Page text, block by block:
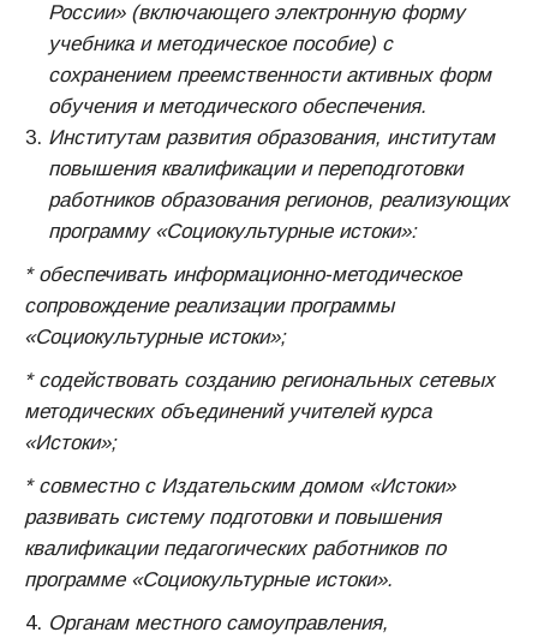
России» (включающего электронную форму
учебника и методическое пособие) с
сохранением преемственности активных форм
обучения и методического обеспечения.
Институтам развития образования, институтам
повышения квалификации и переподготовки
работников образования регионов, реализующих
программу «Социокультурные истоки»:
* обеспечивать информационно-методическое
сопровождение реализации программы
«Социокультурные истоки»;
* содействовать созданию региональных сетевых
методических объединений учителей курса
«Истоки»;
* совместно с Издательским домом «Истоки»
развивать систему подготовки и повышения
квалификации педагогических работников по
программе «Социокультурные истоки».
Органам местного самоуправления,